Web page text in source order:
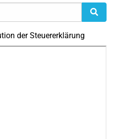
der Steuererklärung